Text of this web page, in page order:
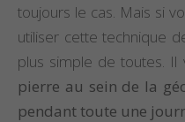
toujours le cas. Mais si
utiliser cette technique
plus simple de toutes. Il
pierre au sein de la
pendant toute une